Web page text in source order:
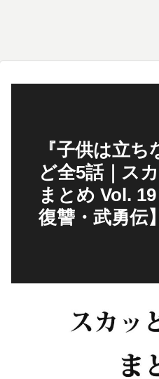
『子供は立
ど全5話｜ス
まとめ Vol.
復讐・武勇伝】